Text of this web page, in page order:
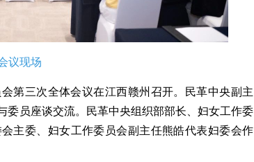
议现场
第三次全体会议在江西赣州召开。民革中央副主
委员座谈交流。民革中央组织部部长、妇女工作委
主委、妇女工作委员会副主任熊皓代表妇委会作